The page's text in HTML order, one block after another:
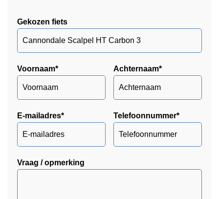
Gekozen fiets
Voornaam* Achternaam*
E-mailadres* Telefoonnummer*
Vraag / opmerking